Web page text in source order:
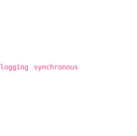
logging synchronous